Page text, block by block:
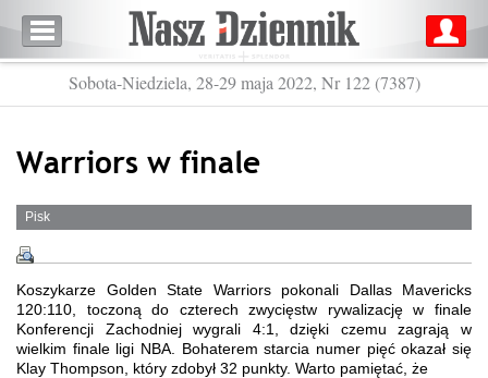
Sobota-Niedziela, 28-29 maja 2022, Nr 122 (7387)
Warriors w finale
Pisk
Koszykarze Golden State Warriors pokonali Dallas Mavericks
120:110, toczoną do czterech zwycięstw rywalizację w finale
Konferencji Zachodniej wygrali 4:1, dzięki czemu zagrają w
wielkim finale ligi NBA. Bohaterem starcia numer pięć okazał się
Klay Thompson, który zdobył 32 punkty. Warto pamiętać, że